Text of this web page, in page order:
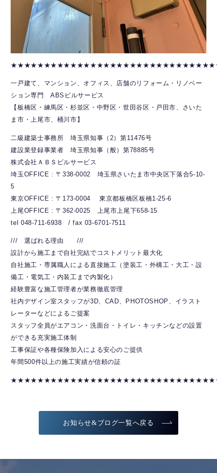
一戸建て、マンション、オフィス、店舗のリフォーム・リノベー
ション専門 ABSビルサービス
【板橋区・練馬区・杉並区・中野区・世田谷区・戸田市、さいた
ま市・上尾市、桶川市】
二級建築士事務所 埼玉県知事（2）第11476号
建設業登録事業者 埼玉県知事（般）第78885号
株式会社ＡＢＳビルサービス
埼玉OFFICE : 〒338-0002 埼玉県さいたま市中央区下落合5-10-
5
東京OFFICE : 〒173-0004 東京都板橋区板橋1-25-6
上尾OFFICE : 〒362-0025 上尾市上尾下658-15
tel 048-711-6938 / fax 03-6701-7511
/// 選ばれる理由 ///
設計から施工まで自社完結でコストメリット最大化
自社施工・専属職人による直接施工（塗装工・外構工・大工・設
備工・電気工・内装工まで内製化）
経験豊富な施工管理者が業務徹底管理
社内デザイン室スタッフが3D、CAD、PHOTOSHOP、イラスト
レーターなどによるご提案
スタッフ全員がエアコン・洗面台・トイレ・キッチンなどの設置
ができる充実施工体制
工事保証や各種保険加入による安心のご提供
年間500件以上の施工実績が信頼の証
お知らせ&ブログ一覧へ戻る